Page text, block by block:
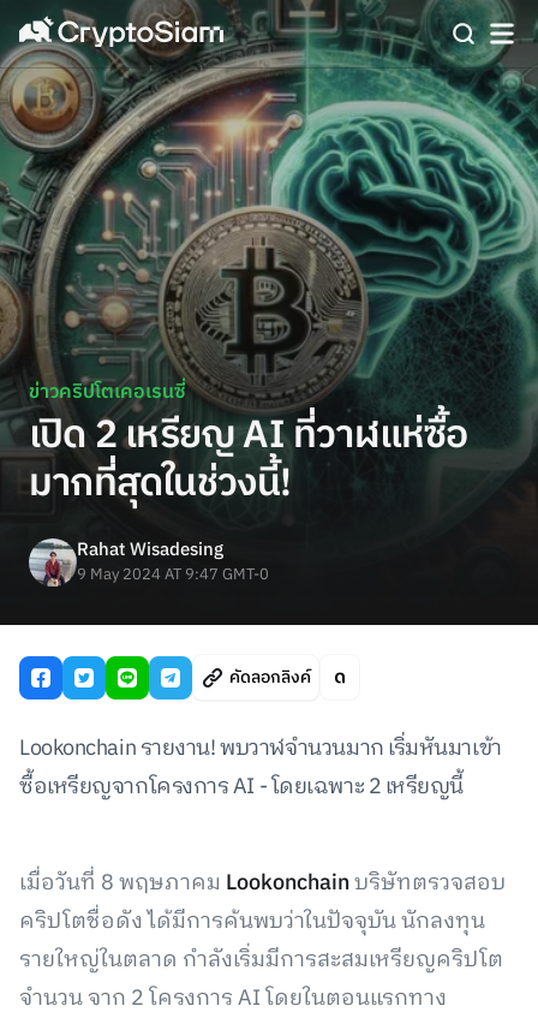
ข่าวคริปโตเคอเรนซี่
เปิด 2 เหรียญ AI ที่วาฬแห่ซื้อ
มากที่สุดในช่วงนี้!
Rahat Wisadesing
9 May 2024 AT 9:47 GMT-0
คัดลอกลิงค์
Lookonchain รายงาน! พบวาฬจำนวนมาก เริ่มหันมาเข้า
ซื้อเหรียญจากโครงการ AI - โดยเฉพาะ 2 เหรียญนี้
เมื่อวันที่ 8 พฤษภาคม Lookonchainบริษัทตรวจสอบ
คริปโตชื่อดัง ได้มีการค้นพบว่าในปัจจุบัน นักลงทุน
รายใหญ่ในตลาด กำลังเริ่มมีการสะสมเหรียญคริปโต
จำนวน จาก 2 โครงการ AI โดยในตอนแรกทาง